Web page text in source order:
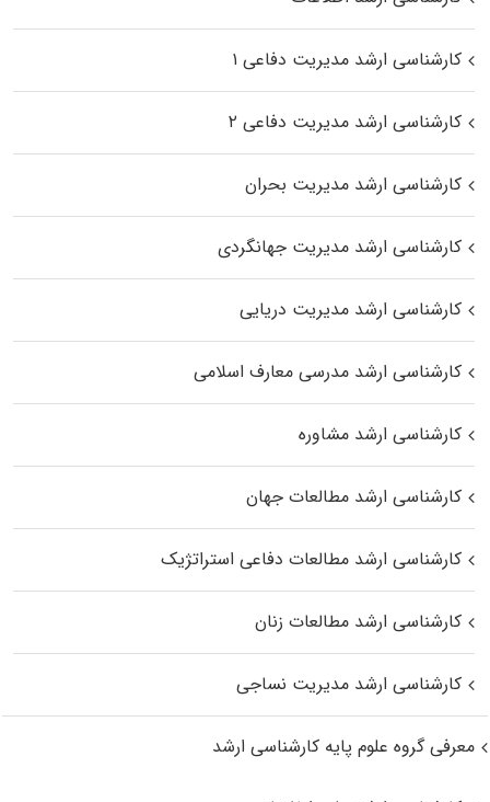
کارشناسی ارشد مدیریت دفاعی ۱
کارشناسی ارشد مدیریت دفاعی ۲
کارشناسی ارشد مدیریت بحران
کارشناسی ارشد مدیریت جهانگردی
کارشناسی ارشد مدیریت دریایی
کارشناسی ارشد مدرسی معارف اسلامی
کارشناسی ارشد مشاوره
کارشناسی ارشد مطالعات جهان
کارشناسی ارشد مطالعات دفاعی استراتژیک
کارشناسی ارشد مطالعات زنان
کارشناسی ارشد مدیریت نساجی
معرفی گروه علوم پایه کارشناسی ارشد